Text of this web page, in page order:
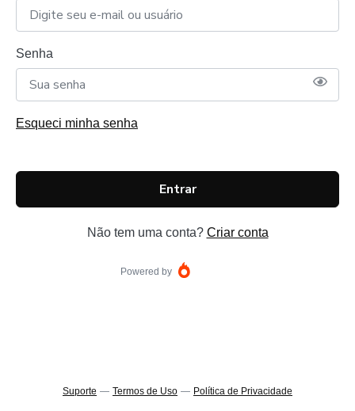
Senha
Esqueci minha senha
Entrar
Não tem uma conta? Criar conta
Powered by
Suporte — Termos de Uso — Política de Privacidade